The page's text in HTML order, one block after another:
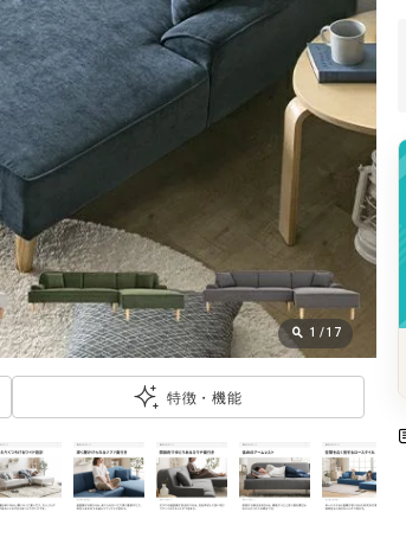
1 /17
特徴・機能